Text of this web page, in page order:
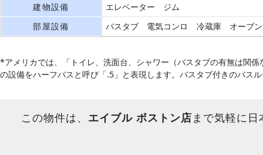
建物設備
エレベーター
ジム
部屋設備
バスタブ 電気コンロ 冷蔵庫 オーブン
*アメリカでは、「トイレ、洗面台、シャワー（バスタブの有無は関
の設備をハーフバスと呼び「.5」と表現します。バスタブ付きのバス
この物件は、 エイブル ボストン店 まで気軽に